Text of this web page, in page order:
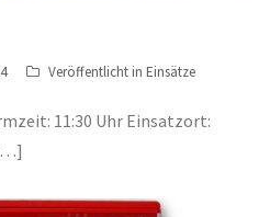
Veröffentlicht in Einsätze
11:30 Uhr Einsatzort: